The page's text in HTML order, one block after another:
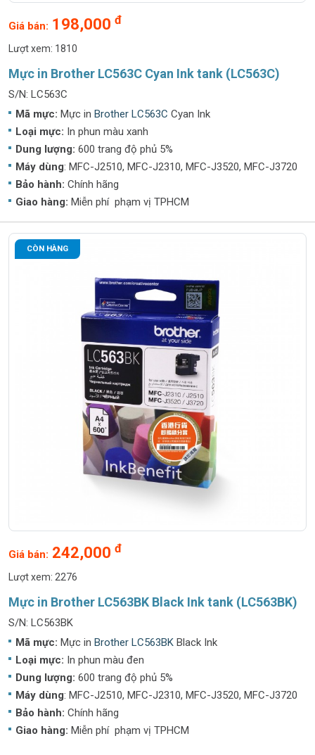
Mực in Brother LC563C Cyan Ink tank (LC563C)
S/N: LC563C
Mã mực: Mực in Brother LC563C Cyan Ink
Loại mực: In phun màu xanh
Dung lượng: 600 trang độ phủ 5%
Máy dùng: MFC-J2510, MFC-J2310, MFC-J3520, MFC-J3720
Bảo hành: Chính hãng
Giao hàng: Miễn phí phạm vị TPHCM
Giá bán: 198,000 đ
Lượt xem: 1810
CÒN HÀNG
Mực in Brother LC563BK Black Ink tank (LC563BK)
S/N: LC563BK
Mã mực: Mực in Brother LC563BK Black Ink
Loại mực: In phun màu đen
Dung lượng: 600 trang độ phủ 5%
Máy dùng: MFC-J2510, MFC-J2310, MFC-J3520, MFC-J3720
Bảo hành: Chính hãng
Giao hàng: Miễn phí phạm vị TPHCM
Giá bán: 242,000 đ
Lượt xem: 2276